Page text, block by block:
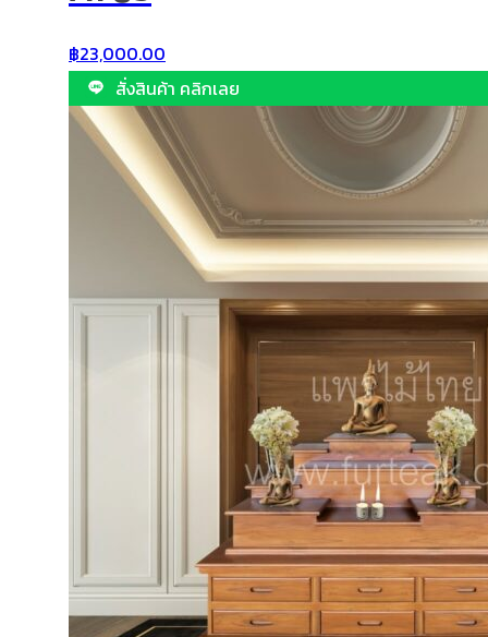
฿23,000.00
สั่งสินค้า คลิกเลย